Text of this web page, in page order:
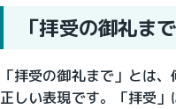
「拝受の御礼ま
「拝受の御礼まで」とは
正しい表現です。「拝受